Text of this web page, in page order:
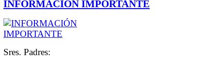
INFORMACIÓN IMPORTANTE
Sres. Padres: